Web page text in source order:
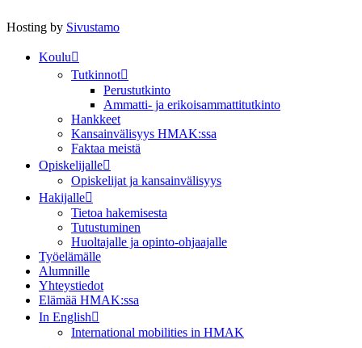
Hosting by Sivustamo
Koulu
Tutkinnot
Perustutkinto
Ammatti- ja erikoisammattitutkinto
Hankkeet
Kansainvälisyys HMAK:ssa
Faktaa meistä
Opiskelijalle
Opiskelijat ja kansainvälisyys
Hakijalle
Tietoa hakemisesta
Tutustuminen
Huoltajalle ja opinto-ohjaajalle
Työelämälle
Alumnille
Yhteystiedot
Elämää HMAK:ssa
In English
International mobilities in HMAK